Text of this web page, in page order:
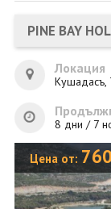
ЕКЗОТИКА
ЕКСКУРЗИИ
ОЩЕ
ЗА НАС
PINE BAY
Локация
Кушадасъ,
8 дни / 7
Цена от: 760